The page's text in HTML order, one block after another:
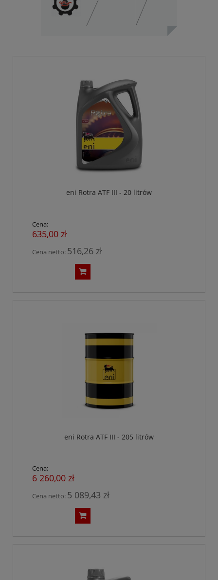
eni Rotra ATF III - 20 litrów
Cena:
635,00 zł
Cena netto: 516,26 zł
eni Rotra ATF III - 205 litrów
Cena:
6 260,00 zł
Cena netto: 5 089,43 zł